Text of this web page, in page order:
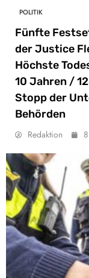
POLITIK
Fünfte
der Justice
Höchste
10 Jahren /
Stopp der
Behörden
Redaktion